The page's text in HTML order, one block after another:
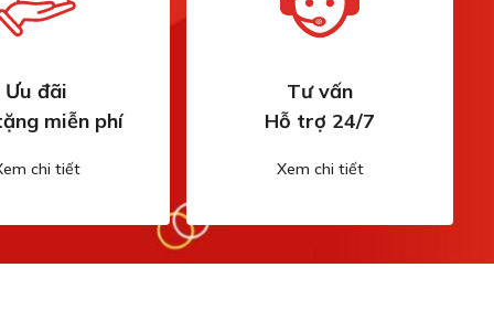
Ưu đãi
miễn phí
chi tiết
Tư vấn
Hỗ trợ 24/7
Xem chi tiết